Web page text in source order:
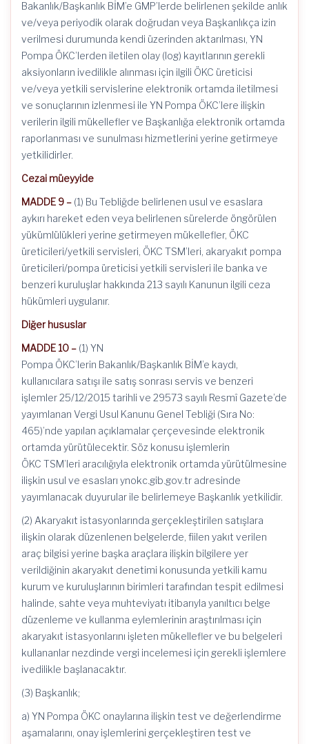
Bakanlık/Başkanlık BİM’e GMP’lerde belirlenen şekilde anlık
ve/veya periyodik olarak doğrudan veya Başkanlıkça izin
verilmesi durumunda kendi üzerinden aktarılması, YN
Pompa ÖKC’lerden iletilen olay (log) kayıtlarının gerekli
aksiyonların ivedilikle alınması için ilgili ÖKC üreticisi
ve/veya yetkili servislerine elektronik ortamda iletilmesi
ve sonuçlarının izlenmesi ile YN Pompa ÖKC’lere ilişkin
verilerin ilgili mükellefler ve Başkanlığa elektronik ortamda
raporlanması ve sunulması hizmetlerini yerine getirmeye
yetkilidirler.
Cezai müeyyide
MADDE 9 – (1) Bu Tebliğde belirlenen usul ve esaslara
aykırı hareket eden veya belirlenen sürelerde öngörülen
yükümlülükleri yerine getirmeyen mükellefler, ÖKC
üreticileri/yetkili servisleri, ÖKC TSM’leri, akaryakıt pompa
üreticileri/pompa üreticisi yetkili servisleri ile banka ve
benzeri kuruluşlar hakkında 213 sayılı Kanunun ilgili ceza
hükümleri uygulanır.
Diğer hususlar
MADDE 10 – (1) YN
Pompa ÖKC’lerin Bakanlık/Başkanlık BİM’e kaydı,
kullanıcılara satışı ile satış sonrası servis ve benzeri
işlemler 25/12/2015 tarihli ve 29573 sayılı Resmî Gazete’de
yayımlanan Vergi Usul Kanunu Genel Tebliği (Sıra No:
465)’nde yapılan açıklamalar çerçevesinde elektronik
ortamda yürütülecektir. Söz konusu işlemlerin
ÖKC TSM’leri aracılığıyla elektronik ortamda yürütülmesine
ilişkin usul ve esasları ynokc.gib.gov.tr adresinde
yayımlanacak duyurular ile belirlemeye Başkanlık yetkilidir.
(2) Akaryakıt istasyonlarında gerçekleştirilen satışlara
ilişkin olarak düzenlenen belgelerde, fiilen yakıt verilen
araç bilgisi yerine başka araçlara ilişkin bilgilere yer
verildiğinin akaryakıt denetimi konusunda yetkili kamu
kurum ve kuruluşlarının birimleri tarafından tespit edilmesi
halinde, sahte veya muhteviyatı itibarıyla yanıltıcı belge
düzenleme ve kullanma eylemlerinin araştırılması için
akaryakıt istasyonlarını işleten mükellefler ve bu belgeleri
kullananlar nezdinde vergi incelemesi için gerekli işlemlere
ivedilikle başlanacaktır.
(3) Başkanlık;
a) YN Pompa ÖKC onaylarına ilişkin test ve değerlendirme
aşamalarını, onay işlemlerini gerçekleştiren test ve